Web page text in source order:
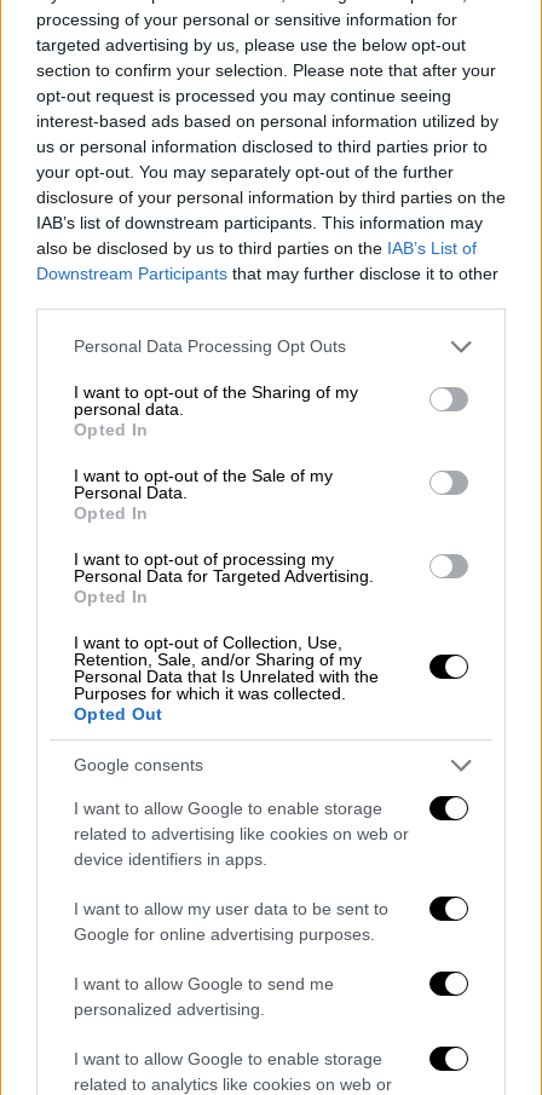
processing of your personal or sensitive information for
targeted advertising by us, please use the below opt-out
section to confirm your selection. Please note that after your
opt-out request is processed you may continue seeing
interest-based ads based on personal information utilized by
us or personal information disclosed to third parties prior to
your opt-out. You may separately opt-out of the further
disclosure of your personal information by third parties on the
IAB’s list of downstream participants. This information may
also be disclosed by us to third parties on the IAB’s List of
Downstream Participants that may further disclose it to other
Please note that this website/app uses one or more Google
not limited to your visit or usage behaviour. You may click to
grant or deny consent to Google and its third-party tags to
use your data for below specified purposes in below Google
consent section.
Personal Data Processing Opt Outs
I want to opt-out of the Sharing of my
personal data.
Opted In
I want to opt-out of the Sale of my
Personal Data.
Opted In
I want to opt-out of processing my
Personal Data for Targeted Advertising.
Opted In
I want to opt-out of Collection, Use,
Retention, Sale, and/or Sharing of my
Personal Data that Is Unrelated with the
Purposes for which it was collected.
Opted Out
Google consents
I want to allow Google to enable storage
related to advertising like cookies on web or
device identifiers in apps.
I want to allow my user data to be sent to
Google for online advertising purposes.
I want to allow Google to send me
personalized advertising.
I want to allow Google to enable storage
related to analytics like cookies on web or
ακολουθήσουμε μια προσέγγιση που θα
ενέτεινε τον πόλεμο με οποιονδήποτε
τρόπο. Βλέπουμε ότι η ΕΕ δεν μπορεί να
ασκήσει μία αποτελεσματική διπλωματικά.
Τουρκία αναπτύσσει τη δική της διπλωματία,
μια διπλωματία που δεν μπορεί να ασκήσει η
ΕΕ.Αυτό δείχνει ξεκάθαρα ότι δεν μπορεί να
νοηθεί ΕΕ χωρίς την Τουρκία και ότι οι αξίες
της ΕΕ δεν θα τηρηθούν ποτέ χωρίς την
Τουρκία. Η προσέγγιση της Τουρκίας
σχετικά με την εφαρμογή του Μοντρέ
Η Τουρκία συμμετέχει πάντα στις κυρώσεις
αποστάσεις μας από άλλες κυρώσεις. Το να
μπορούμε να μιλάμε με τη
επίσης πολύτιμο, όσον αφορά τον
τερματισμό της εισβολής. Ως ισχυρή χώρα
του ΝΑΤΟ, η αποφασιστική και βασισμένη
στις αρχές προσέγγισή μας να
αντιστεκόμαστε σε πραξικοπήματα και
εισβολές θα πρέπει να εκτιμηθεί από όλους.
Απαιτείται μία ανοιχτή διπλωματική γραμμή.
Έχει γίνει σαφές ότι χωρίς την Τουρκία, το
ΝΑΤΟ θα ήταν άχρηστο».
ΔΙΑΒΑΣΤΕ ΕΠΙΣΗΣ
Πολιτική | 07.03.2022 17:40
Τσελίκ: Ο Ερντογάν θα θέσει όλα τα